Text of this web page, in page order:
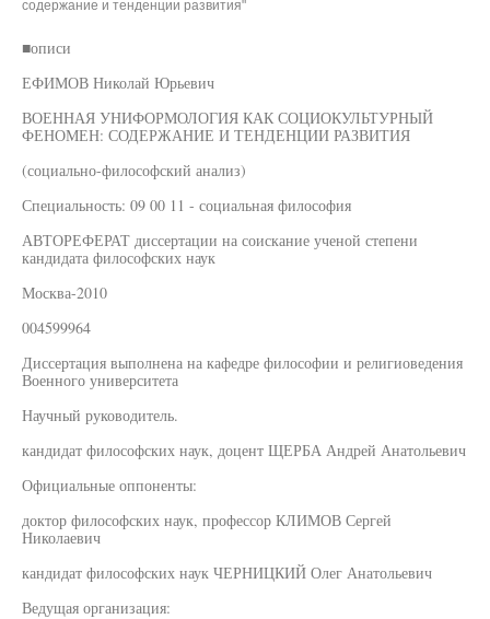
содержание и тенденции развития"
■описи
ЕФИМОВ Николай Юрьевич
ВОЕННАЯ УНИФОРМОЛОГИЯ КАК СОЦИОКУЛЬТУРНЫЙ
ФЕНОМЕН: СОДЕРЖАНИЕ И ТЕНДЕНЦИИ РАЗВИТИЯ
(социально-философский анализ)
Специальность: 09 00 11 - социальная философия
АВТОРЕФЕРАТ диссертации на соискание ученой степени
кандидата философских наук
Москва-2010
004599964
Диссертация выполнена на кафедре философии и религиоведения
Военного университета
Научный руководитель.
кандидат философских наук, доцент ЩЕРБА Андрей Анатольевич
Официальные оппоненты:
доктор философских наук, профессор КЛИМОВ Сергей
Николаевич
кандидат философских наук ЧЕРНИЦКИЙ Олег Анатольевич
Ведущая организация: